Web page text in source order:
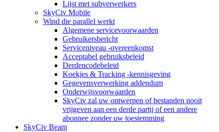
Lijst met subverwerkers
SkyCiv Mobile
Wind die parallel werkt
Algemene servicevoorwaarden
Gebruikersbericht
Serviceniveau -overeenkomst
Acceptabel gebruiksbeleid
Derdencodebeleid
Koekjes & Tracking -kennisgeving
Gegevensverwerking addendum
Onderwijsvoorwaarden
SkyCiv zal uw ontwerpen of bestanden nooit
vrijgeven aan een derde partij of een andere
abonnee zonder uw toestemming
SkyCiv Beam